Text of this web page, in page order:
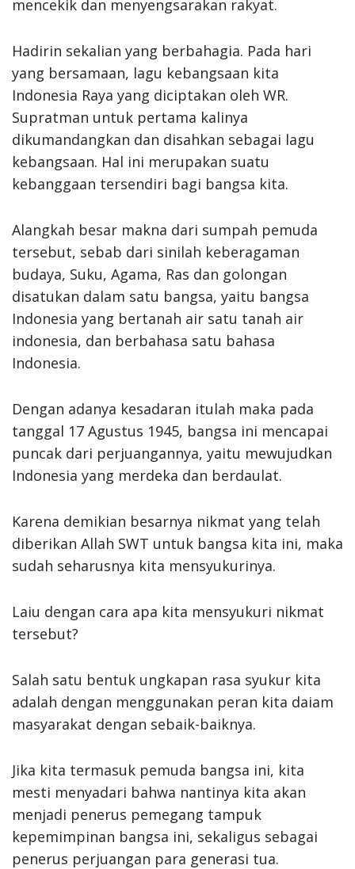
mencekik dan menyengsarakan rakyat.
Hadirin sekalian yang berbahagia. Pada hari
yang bersamaan, lagu kebangsaan kita
Indonesia Raya yang diciptakan oleh WR.
Supratman untuk pertama kalinya
dikumandangkan dan disahkan sebagai lagu
kebangsaan. Hal ini merupakan suatu
kebanggaan tersendiri bagi bangsa kita.
Alangkah besar makna dari sumpah pemuda
tersebut, sebab dari sinilah keberagaman
budaya, Suku, Agama, Ras dan golongan
disatukan dalam satu bangsa, yaitu bangsa
Indonesia yang bertanah air satu tanah air
indonesia, dan berbahasa satu bahasa
Indonesia.
Dengan adanya kesadaran itulah maka pada
tanggal 17 Agustus 1945, bangsa ini mencapai
puncak dari perjuangannya, yaitu mewujudkan
Indonesia yang merdeka dan berdaulat.
Karena demikian besarnya nikmat yang telah
diberikan Allah SWT untuk bangsa kita ini, maka
sudah seharusnya kita mensyukurinya.
Laiu dengan cara apa kita mensyukuri nikmat
tersebut?
Salah satu bentuk ungkapan rasa syukur kita
adalah dengan menggunakan peran kita daiam
masyarakat dengan sebaik-baiknya.
Jika kita termasuk pemuda bangsa ini, kita
mesti menyadari bahwa nantinya kita akan
menjadi penerus pemegang tampuk
kepemimpinan bangsa ini, sekaligus sebagai
penerus perjuangan para generasi tua.